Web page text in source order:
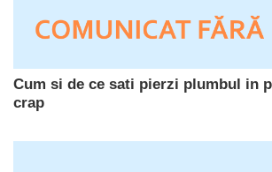
Cum si de ce sati pierzi plumbul in
crap